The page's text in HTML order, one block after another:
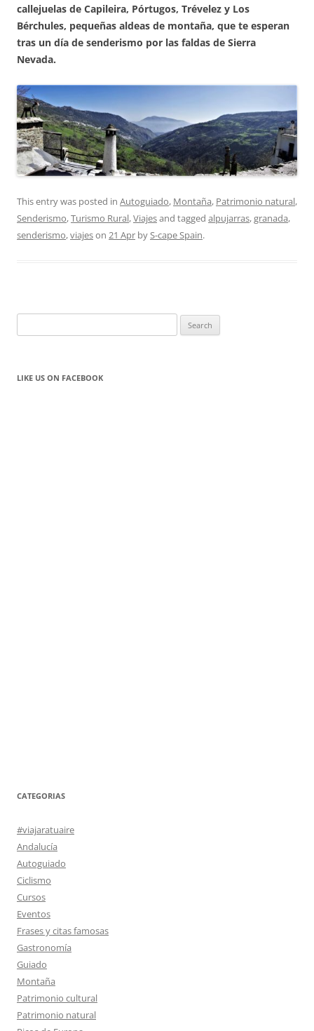
callejuelas de Capileira, Pórtugos, Trévelez y Los
Bérchules, pequeñas aldeas de montaña, que te esperan
tras un día de senderismo por las faldas de Sierra
Nevada.
This entry was posted in Autoguiado, Montaña, Patrimonio natural,
Senderismo,Turismo Rural,Viajesand tagged alpujarras,granada,
senderismo,viajeson 21 Apr byS-cape Spain.
for:
LIKE US ON FACEBOOK
CATEGORIAS
#viajaratuaire
Andalucía
Autoguiado
Ciclismo
Cursos
Eventos
Frases y citas famosas
Gastronomía
Guiado
Montaña
Patrimonio cultural
Patrimonio natural